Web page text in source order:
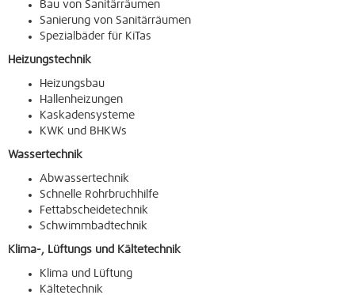
Bau von Sanitärräumen
Sanierung von Sanitärräumen
Spezialbäder für KiTas
Heizungstechnik
Heizungsbau
Hallenheizungen
Kaskadensysteme
KWK und BHKWs
Wassertechnik
Abwassertechnik
Schnelle Rohrbruchhilfe
Fettabscheidetechnik
Schwimmbadtechnik
Klima-, Lüftungs und Kältetechnik
Klima und Lüftung
Kältetechnik